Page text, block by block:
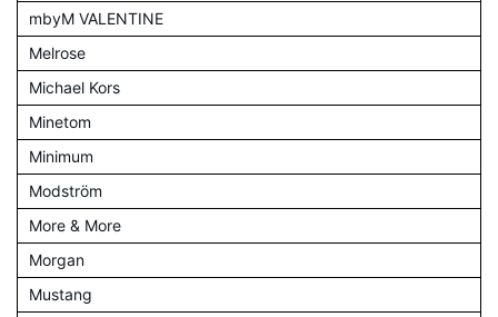
mbyM VALENTINE
Melrose
Michael Kors
Minetom
Minimum
Modström
More & More
Morgan
Mustang